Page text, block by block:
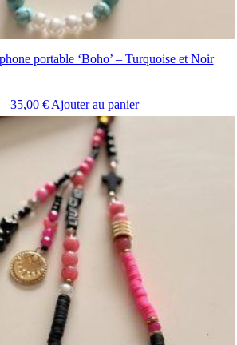
portable ‘Boho’ – Turquoise et Noir
35,00 € Ajouter au panier